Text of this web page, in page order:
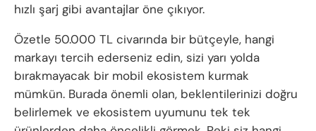
hızlı şarj gibi avantajlar öne çıkıyor.
Özetle 50.000 TL civarında bir bütçeyle, hangi
markayı tercih ederseniz edin, sizi yarı yolda
bırakmayacak bir mobil ekosistem kurmak
mümkün. Burada önemli olan, beklentilerinizi doğru
belirlemek ve ekosistem uyumunu tek tek